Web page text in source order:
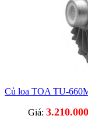
Củ loa TOA TU-
Giá: